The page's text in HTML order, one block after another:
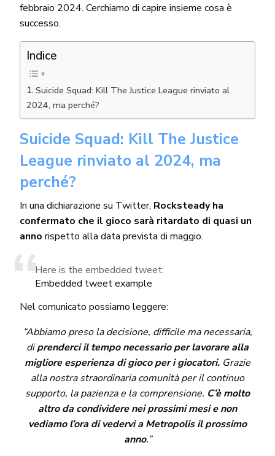
febbraio 2024. Cerchiamo di capire insieme cosa è
successo.
Indice
Suicide Squad: Kill The Justice League rinviato al
2024, ma perché?
Suicide Squad: Kill The Justice
League rinviato al 2024, ma
perché?
In una dichiarazione su Twitter, Rocksteady ha
confermato che il gioco sarà ritardato di quasi un
anno rispetto alla data prevista di maggio.
Here is the embedded tweet:
Embedded tweet example
Nel comunicato possiamo leggere:
“Abbiamo preso la decisione, difficile ma necessaria,
diprenderci il tempo necessario per lavorare alla
migliore esperienza di gioco per i giocatori. Grazie
alla nostra straordinaria comunità per il continuo
supporto, la pazienza e la comprensione. C’è molto
altro da condividere nei prossimi mesi e non
vediamo l’ora di vedervi a Metropolis il prossimo
anno.”